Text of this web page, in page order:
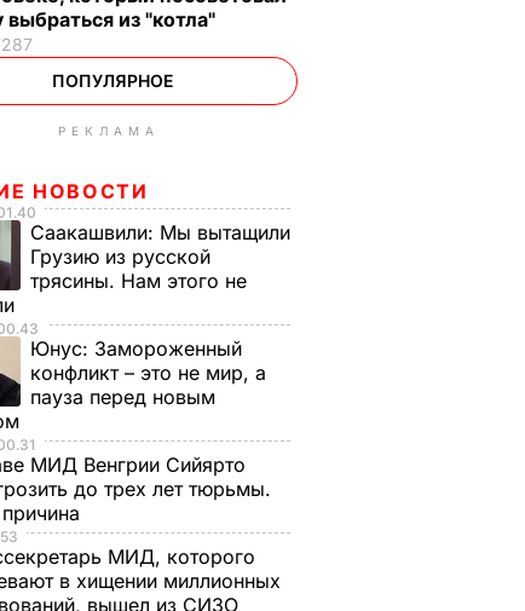
выбраться из "котла"
ПОПУЛЯРНОЕ
РЕКЛАМА
НОВОСТИ
Саакашвили: Мы вытащили
Грузию из русской
трясины. Нам этого не
Юнус: Замороженный
конфликт – это не мир, а
пауза перед новым
МИД Венгрии Сийярто
до трех лет тюрьмы.
МИД, которого
в хищении миллионных
вышел из СИЗО